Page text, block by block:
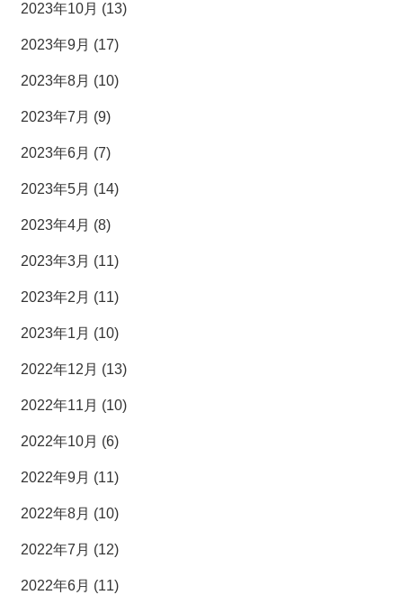
2023年10月 (13)
2023年9月 (17)
2023年8月 (10)
2023年7月 (9)
2023年6月 (7)
2023年5月 (14)
2023年4月 (8)
2023年3月 (11)
2023年2月 (11)
2023年1月 (10)
2022年12月 (13)
2022年11月 (10)
2022年10月 (6)
2022年9月 (11)
2022年8月 (10)
2022年7月 (12)
2022年6月 (11)